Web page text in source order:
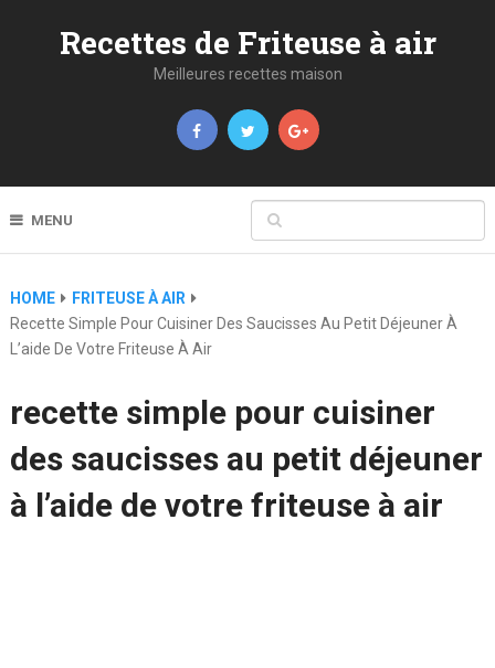
Recettes de Friteuse à air
Meilleures recettes maison
MENU
HOME
FRITEUSE À AIR
Recette Simple Pour Cuisiner Des Saucisses Au Petit Déjeuner À
L’aide De Votre Friteuse À Air
recette simple pour cuisiner
des saucisses au petit déjeuner
à l’aide de votre friteuse à air